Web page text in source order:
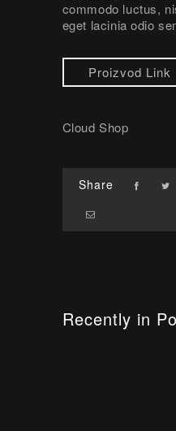
commodo luctus,
eget lacinia odio
Proizvod Link
Cloud Shop
Share
Recently in